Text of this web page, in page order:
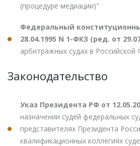
(процедуре медиации)"
Федеральный
28.04.1995 N 1-ФКЗ (ред. от
арбитражных судах в Российской
Законодательство
Указ Президента РФ от
назначении судей федеральных
представителях Президента
квалификационных коллегиях